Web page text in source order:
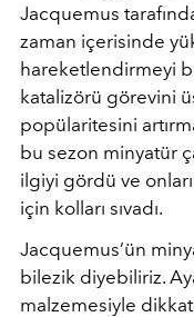
Jacquemus
zaman içerisinde
hareketlendirmeyi
katalizörü görevini
popülaritesini
bu sezon minyatür
ilgiyi gördü ve
için kolları sıvadı.
Jacquemus’ün
bilezik diyebiliriz.
malzemesiyle